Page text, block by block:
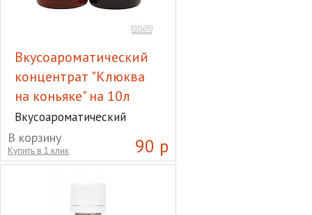
Вкусоароматический
концентрат "Клюква
на коньяке" на 10л
Вкусоароматический
концентрат "Клюква на
коньяке" на 10л
90 р
В корзину
Купить в 1 клик